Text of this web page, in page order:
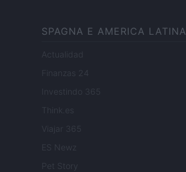
SPAGNA E AMERICA LATINA
Actualidad
Finanzas 24
Investindo 365
Think.es
Viajar 365
ES Newz
Pet Story